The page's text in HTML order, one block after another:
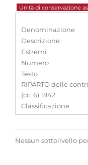
Unità di conservazione
Denominazione
Descrizione
Estremi
Numero
Testo
RIPARTO delle
(cc. 6) 1842
Classificazione
Nessun sottolivello